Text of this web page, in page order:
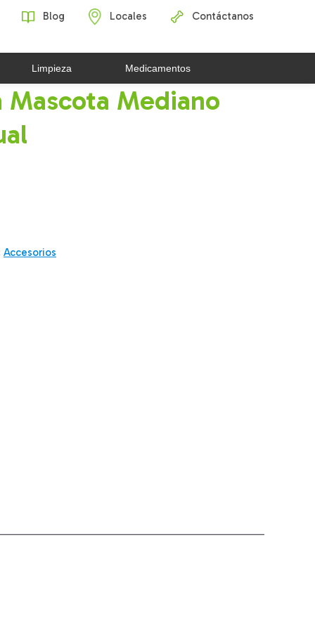
Blog Locales Contáctanos
Limpieza Medicamentos
Mascota Mediano
Accesorios